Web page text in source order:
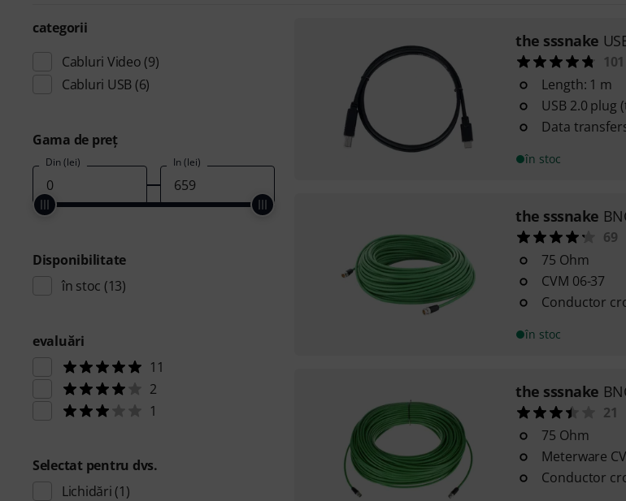
categorii
Cabluri Video (9)
Cabluri USB (6)
Gama de preţ
Din (lei) În (lei)
Disponibilitate
în stoc (13)
evaluări
11
2
1
Selectat pentru dvs.
Lichidări (1)
the sssnake
101
Length: 1 m
USB 2.0 plug
Data
în stoc
the sssnake
69
75 Ohm
CVM 06-37
Conductor
în stoc
the sssnake
21
75 Ohm
Meterware
Conductor